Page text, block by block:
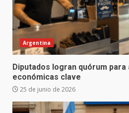
Argentina
Diputados logran quórum
económicas clave
25 de junio de 2026